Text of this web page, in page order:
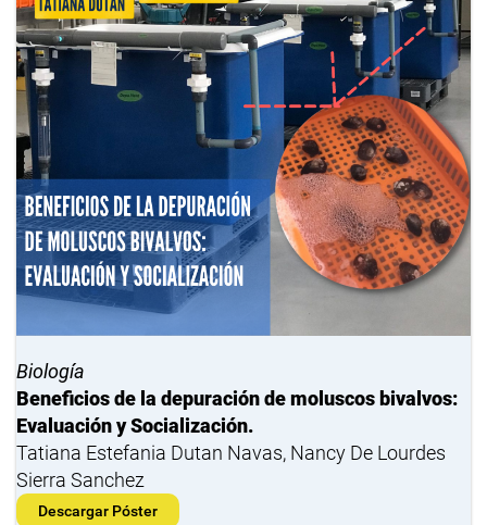
Biología
Beneficios de la depuración de moluscos bivalvos:
Evaluación y Socialización.
Tatiana Estefania Dutan Navas, Nancy De Lourdes
Sierra Sanchez
Descargar Póster